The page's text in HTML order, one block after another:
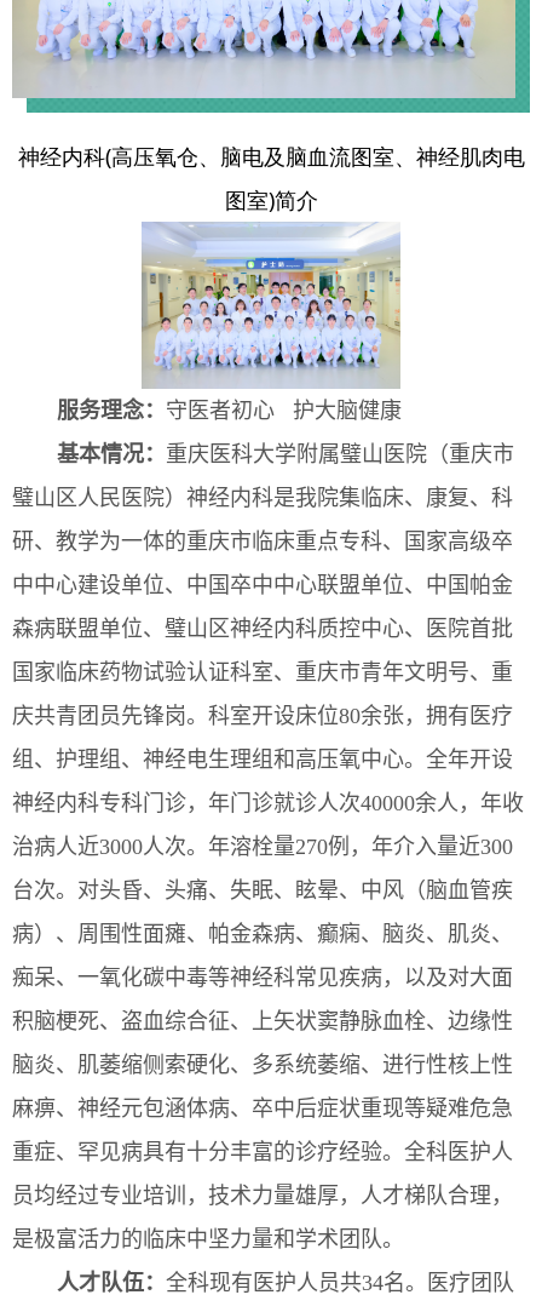
神经内科(高压氧仓、脑电及脑血流图室、神经肌肉电
图室)简介
服务理念： 守医者初心 护大脑健康
基本情况： 重庆医科大学附属璧山医院（重庆市
璧山区人民医院） 神经内科是我院集临床、康复、科
研、教学为一体的重庆市临床重点专科、
国家高级卒
中中心建设单位、 中国卒中中心联盟单位、中国帕金
森病联盟单位、 璧山区神经内科质控中心、医院首批
国家临床药物试验认证科室、重庆市青年文明号、重
庆共青团员先锋岗。科室开设床位80余张，拥有医疗
组、护理组、神经电生理组和高压氧中心。全年开设
神经内科专科门诊，年门诊就诊人次40000余人，年收
治病人近3000人次。年溶栓量270例，年介入量近300
台次。对头昏、头痛、失眠、眩晕、中风（脑血管疾
病）、周围性面瘫、帕金森病、 癫痫、脑炎、肌炎、
痴呆、一氧化碳中毒等神经科常见疾病，以及对大面
积脑梗死、盗血综合征、上矢状窦静脉血栓、边缘性
脑炎、肌萎缩侧索硬化、多系统萎缩、进行性核上性
麻痹、 神经元包涵体病、卒中后症状重现等疑难危急
重症、罕见病具有十分丰富的诊疗经验。 全科医护人
员均经过专业培训，技术力量雄厚，人才梯队合理，
是极富活力的临床中坚力量和学术团队。
人才队伍：全科现有医护人员共34名。医疗团队